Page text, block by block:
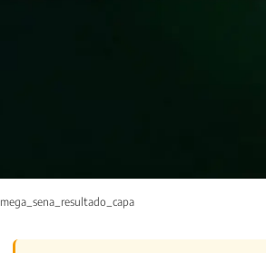
mega_sena_resultado_capa